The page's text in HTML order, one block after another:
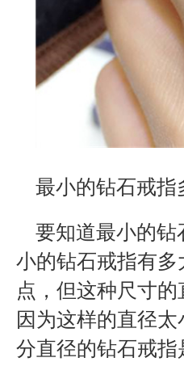
最小的钻石戒指
要知道最小的钻
小的钻石戒指有
点，但这种尺寸
因为这样的直径
分直径的钻石戒指